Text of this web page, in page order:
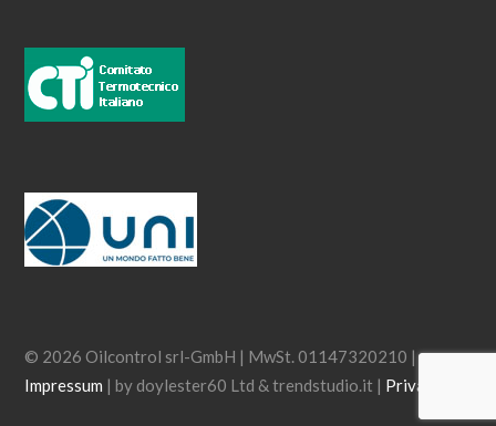
© 2026 Oilcontrol srl-GmbH | MwSt. 01147320210 |
Impressum | by doylester60 Ltd & trendstudio.it | Privacy